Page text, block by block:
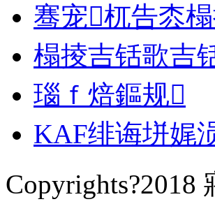
骞宠杌告枩
榻掕吉铦歌吉
瑙ｆ焙鏂规
KAF绯诲垪娓